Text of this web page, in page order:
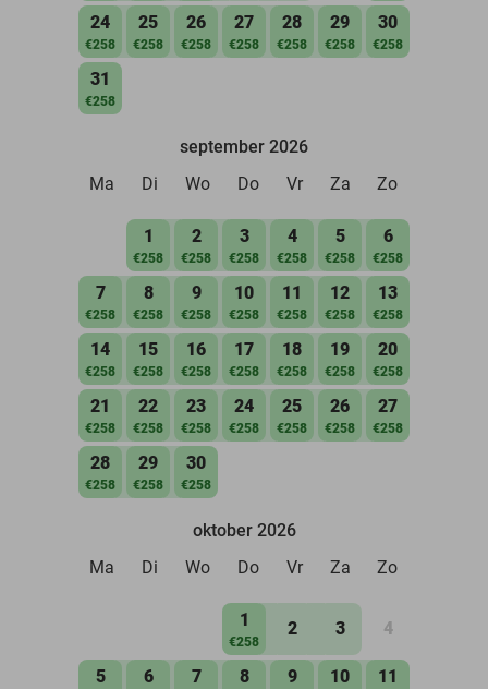
24
€258
25
€258
26
€258
27
€258
28
€258
29
€258
30
€258
31
€258
september 2026
Ma
Di Wo Do Vr Za Zo
1
€258
2
€258
3
€258
4
€258
5
€258
6
€258
7
€258
8
€258
9
€258
10
€258
11
€258
12
€258
13
€258
14
€258
15
€258
16
€258
17
€258
18
€258
19
€258
20
€258
21
€258
22
€258
23
€258
24
€258
25
€258
26
€258
27
€258
28
€258
29
€258
30
€258
oktober 2026
Ma
Di Wo Do Vr Za Zo
1
€258
2 3 4
5 6 7 8 9 10 11